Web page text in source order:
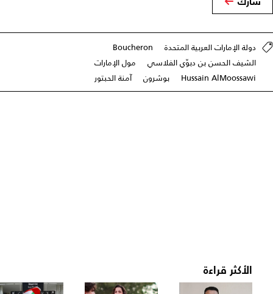
دولة الإمارات العربية المتحدة
Boucheron
الشيف الحسن بن دبوّي الفلاسي
مول الإمارات
Hussain AlMoossawi
بوشرون آمنة الحبتور
الأكثر قراءة